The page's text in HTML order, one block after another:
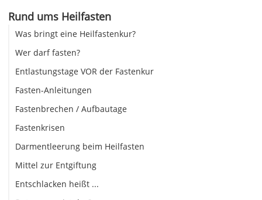
Rund ums Heilfasten
Was bringt eine Heilfastenkur?
Wer darf fasten?
Entlastungstage VOR der Fastenkur
Fasten-Anleitungen
Fastenbrechen / Aufbautage
Fastenkrisen
Darmentleerung beim Heilfasten
Mittel zur Entgiftung
Entschlacken heißt ...